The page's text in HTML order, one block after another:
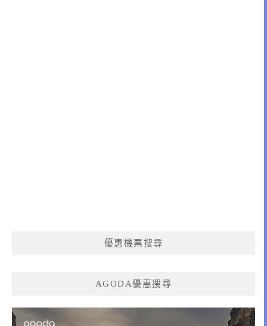
優惠機票搜尋
AGODA優惠搜尋